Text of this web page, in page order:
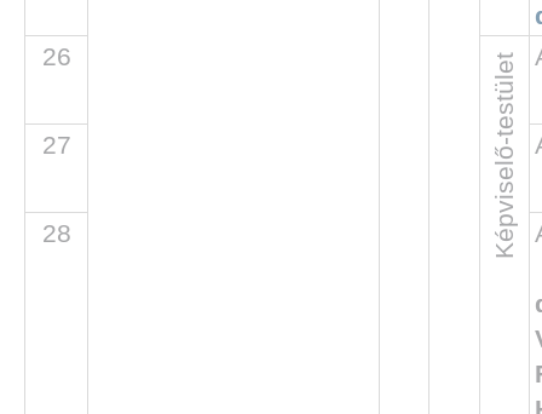
26
Képviselő-testület
27
28